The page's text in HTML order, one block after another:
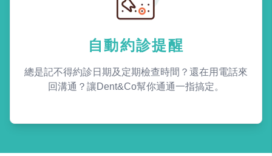
自動約診提醒
總是記不得約診日期及定期檢查時間？還在用電話來
回溝通？讓Dent&Co幫你通通一指搞定。